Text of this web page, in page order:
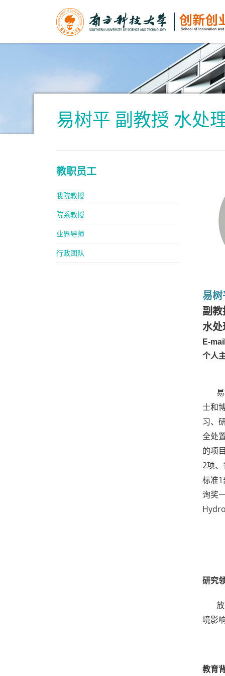
易树平 副教授 水处
教职员工
我院教授
院系教授
业界导师
行政团队
易树
副教
水处
E-
个人
士和
习、
全处
的项
2项
标准
询奖
研究
境影
教育